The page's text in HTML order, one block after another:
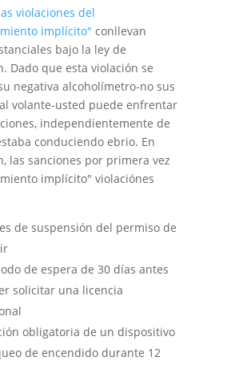
violaciones del
implícito" conllevan
bajo la ley de
Dado que esta violación se
negativa alcoholímetro-no sus
volante-usted puede enfrentar
independientemente de
conduciendo ebrio. En
las sanciones por primera vez
implícito" violaciónes
de suspensión del permiso de
de espera de 30 días antes
solicitar una licencia
obligatoria de un dispositivo
de encendido durante 12